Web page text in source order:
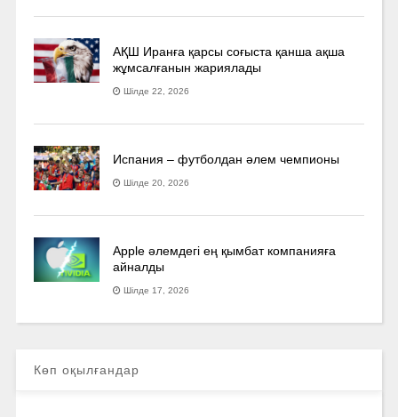
АҚШ Иранға қарсы соғыста қанша ақша
жұмсалғанын жариялады
Шілде 22, 2026
Испания – футболдан әлем чемпионы
Шілде 20, 2026
Apple әлемдегі ең қымбат компанияға
айналды
Шілде 17, 2026
Көп оқылғандар